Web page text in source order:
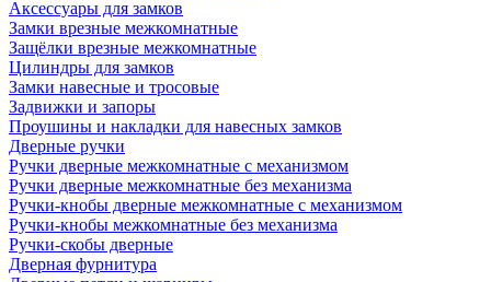
Аксессуары для замков
Замки врезные межкомнатные
Защёлки врезные межкомнатные
Цилиндры для замков
Замки навесные и тросовые
Задвижки и запоры
Проушины и накладки для навесных замков
Дверные ручки
Ручки дверные межкомнатные с механизмом
Ручки дверные межкомнатные без механизма
Ручки-кнобы дверные межкомнатные с механизмом
Ручки-кнобы межкомнатные без механизма
Ручки-скобы дверные
Дверная фурнитура